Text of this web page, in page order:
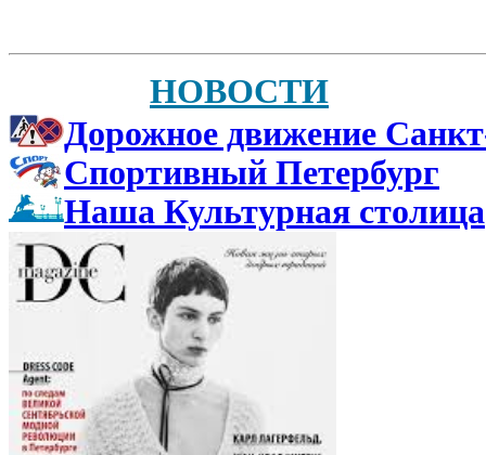
НОВОСТИ
Дорожное движение
Спортивный Петербург
Наша Культурная столица